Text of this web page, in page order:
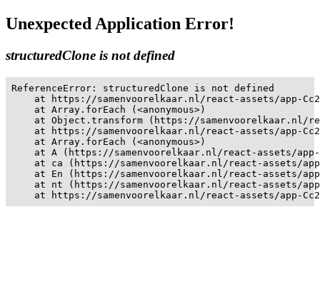
Unexpected Application Error!
structuredClone is not defined
ReferenceError: structuredClone is not defined
at https://samenvoorelkaar.nl/react-assets/app-
    at Array.forEach (<anonymous>)
at Object.transform (https://samenvoorelkaar.nl/
at https://samenvoorelkaar.nl/react-assets/app-
    at Array.forEach (<anonymous>)
at A (https://samenvoorelkaar.nl/react-assets/
at ca (https://samenvoorelkaar.nl/react-assets/
at En (https://samenvoorelkaar.nl/react-assets/
at nt (https://samenvoorelkaar.nl/react-assets/
at https://samenvoorelkaar.nl/react-assets/app-